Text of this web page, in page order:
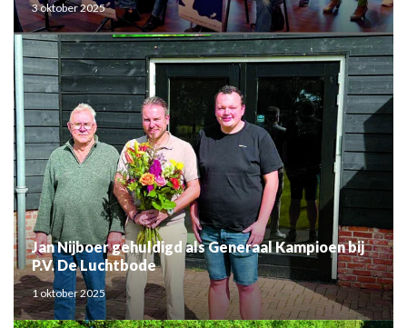
3 oktober 2025
Jan Nijboer gehuldigd als Generaal Kampioen bij
P.V. De Luchtbode
1 oktober 2025